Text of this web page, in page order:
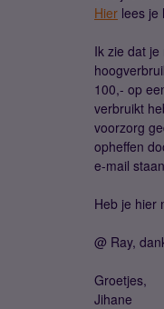
Hier lees je
Ik zie dat
100,- op
verbruikt
voorzorg
opheffen
e-mail
Heb je hier
@ Ray,
Groetjes,
Jihane